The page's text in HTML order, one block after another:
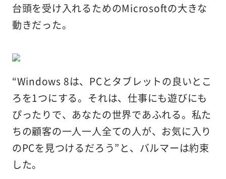
台頭を受け入れるためのMicrosoftの大きな
動きだった。
“Windows 8は、PCとタブレットの良いとこ
ろを1つにする。それは、仕事にも遊びにも
ぴったりで、あなたの世界であふれる。私た
ちの顧客の一人一人全ての人が、お気に入り
のPCを見つけるだろう”と、バルマーは約束
した。